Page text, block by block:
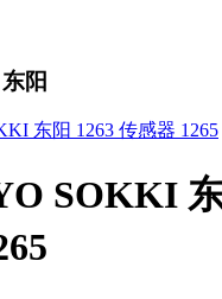
阳
SOKKI